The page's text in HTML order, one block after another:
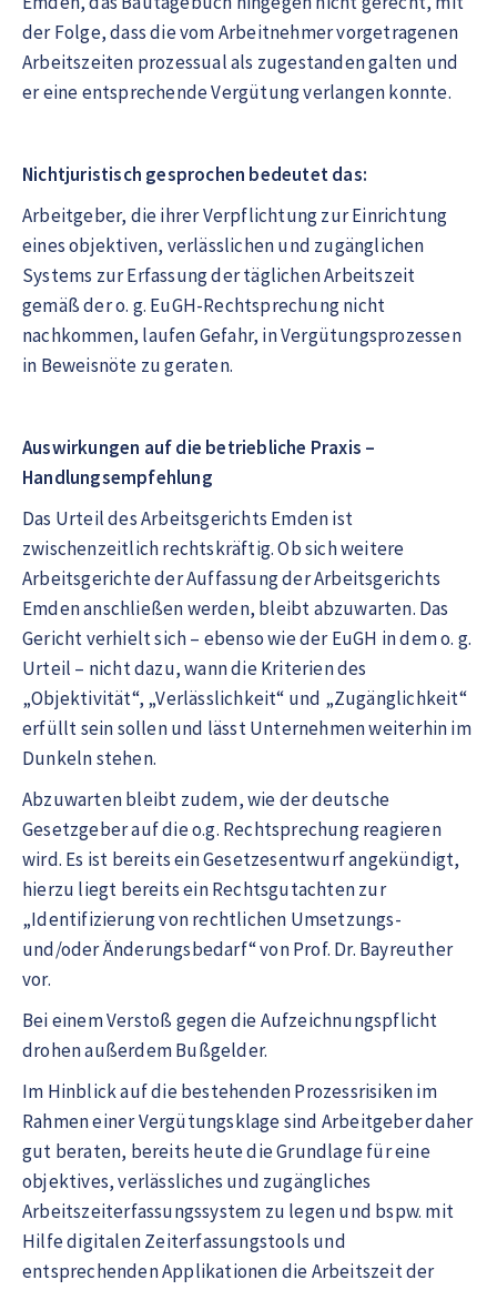
der Folge, dass die vom Arbeitnehmer vorgetragenen
Arbeitszeiten prozessual als zugestanden galten und
er eine entsprechende Vergütung verlangen konnte.
Nichtjuristisch gesprochen bedeutet das:
Arbeitgeber, die ihrer Verpflichtung zur Einrichtung
eines objektiven, verlässlichen und zugänglichen
Systems zur Erfassung der täglichen Arbeitszeit
gemäß der o. g. EuGH-Rechtsprechung nicht
nachkommen, laufen Gefahr, in Vergütungsprozessen
in Beweisnöte zu geraten.
Auswirkungen auf die betriebliche Praxis –
Handlungsempfehlung
Das Urteil des Arbeitsgerichts Emden ist
zwischenzeitlich rechtskräftig. Ob sich weitere
Arbeitsgerichte der Auffassung der Arbeitsgerichts
Emden anschließen werden, bleibt abzuwarten. Das
Gericht verhielt sich – ebenso wie der EuGH in dem o. g.
Urteil – nicht dazu, wann die Kriterien des
„Objektivität“, „Verlässlichkeit“ und „Zugänglichkeit“
erfüllt sein sollen und lässt Unternehmen weiterhin im
Dunkeln stehen.
Abzuwarten bleibt zudem, wie der deutsche
Gesetzgeber auf die o.g. Rechtsprechung reagieren
wird. Es ist bereits ein Gesetzesentwurf angekündigt,
hierzu liegt bereits ein Rechtsgutachten zur
„Identifizierung von rechtlichen Umsetzungs-
und/oder Änderungsbedarf“ von Prof. Dr. Bayreuther
vor.
Bei einem Verstoß gegen die Aufzeichnungspflicht
drohen außerdem Bußgelder.
Im Hinblick auf die bestehenden Prozessrisiken im
Rahmen einer Vergütungsklage sind Arbeitgeber daher
gut beraten, bereits heute die Grundlage für eine
objektives, verlässliches und zugängliches
Arbeitszeiterfassungssystem zu legen und bspw. mit
Hilfe digitalen Zeiterfassungstools und
entsprechenden Applikationen die Arbeitszeit der